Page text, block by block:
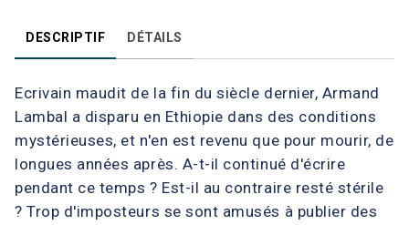
DESCRIPTIF DÉTAILS
Ecrivain maudit de la fin du siècle dernier, Armand
Lambal a disparu en Ethiopie dans des conditions
mystérieuses, et n'en est revenu que pour mourir, de
longues années après. A-t-il continué d'écrire
pendant ce temps ? Est-il au contraire resté stérile
? Trop d'imposteurs se sont amusés à publier des